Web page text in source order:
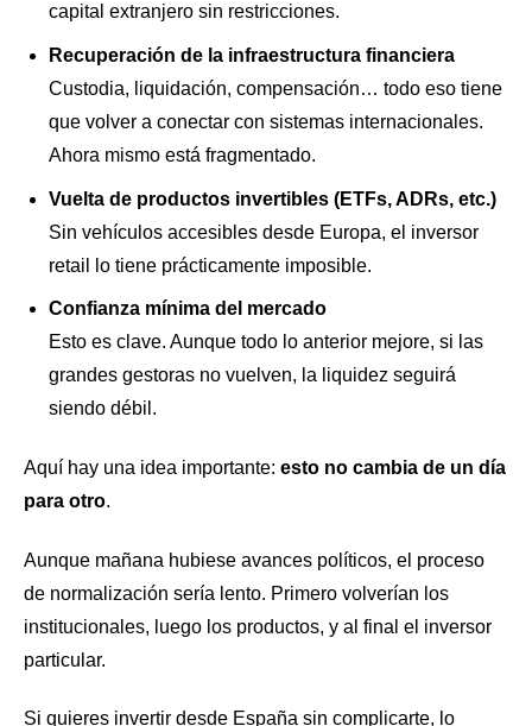
capital extranjero sin restricciones.
Recuperación de la infraestructura financiera
Custodia, liquidación, compensación… todo eso tiene
que volver a conectar con sistemas internacionales.
Ahora mismo está fragmentado.
Vuelta de productos invertibles (ETFs, ADRs, etc.)
Sin vehículos accesibles desde Europa, el inversor
retail lo tiene prácticamente imposible.
Confianza mínima del mercado
Esto es clave. Aunque todo lo anterior mejore, si las
grandes gestoras no vuelven, la liquidez seguirá
siendo débil.
Aquí hay una idea importante: esto no cambia de un día
para otro.
Aunque mañana hubiese avances políticos, el proceso
de normalización sería lento. Primero volverían los
institucionales, luego los productos, y al final el inversor
particular.
Si quieres invertir desde España sin complicarte, lo